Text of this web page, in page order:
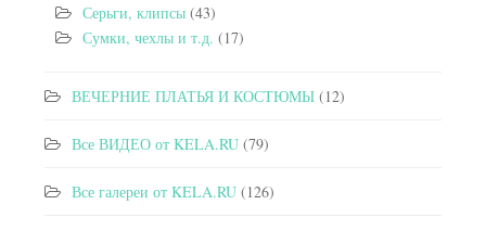
Серьги, клипсы (43)
Сумки, чехлы и т.д. (17)
ВЕЧЕРНИЕ ПЛАТЬЯ И КОСТЮМЫ (12)
Все ВИДЕО от KELA.RU (79)
Все галереи от KELA.RU (126)